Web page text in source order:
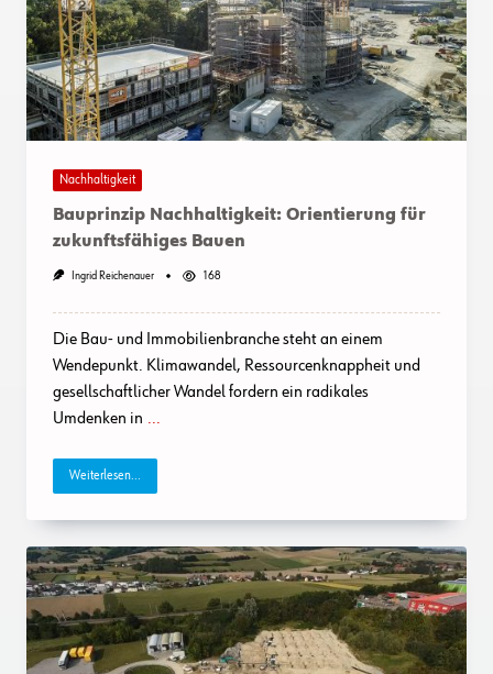
Nachhaltigkeit
Bauprinzip Nachhaltigkeit: Orientierung für
zukunftsfähiges Bauen
Ingrid Reichenauer 168
Die Bau- und Immobilienbranche steht an einem
Wendepunkt. Klimawandel, Ressourcenknappheit und
gesellschaftlicher Wandel fordern ein radikales
Umdenken in ...
Weiterlesen...